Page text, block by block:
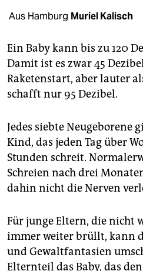
fragen & hilfe
abo
genossenschaft
Aus Hamburg Muriel Kalisch
Ein Baby kann bis zu 120
Damit ist es zwar 45
Raketenstart, aber lauter
schafft nur 95 Dezibel.
Jedes siebte Neugeborene
Kind, das jeden Tag über
Stunden schreit.
Schreien nach drei
dahin nicht die Nerven
Für junge Eltern, die nicht
immer weiter brüllt, kann
und Gewaltfantasien
Elternteil das Baby, das